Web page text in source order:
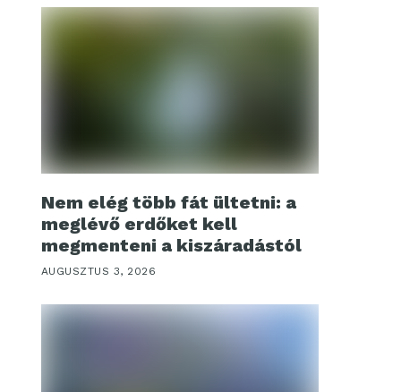
Nem elég több fát ültetni: a
meglévő erdőket kell
megmenteni a kiszáradástól
AUGUSZTUS 3, 2026